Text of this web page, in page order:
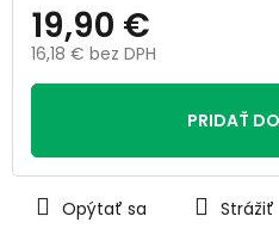
19,90 €
16,18 € bez DPH
Jednotková
PRIDAŤ
Opýtať sa Strážiť